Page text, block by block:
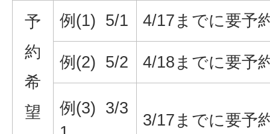
予
約
希
望
例(1) 5/1 4/17までに要予
例(2) 5/2 4/18までに要予
例(3) 3/3
3/17までに要予